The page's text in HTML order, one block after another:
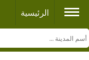
الرئيسية